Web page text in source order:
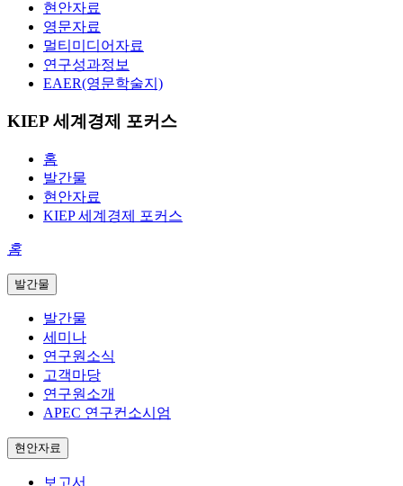
현안자료
영문자료
멀티미디어자료
연구성과정보
EAER(영문학술지)
KIEP 세계경제 포커스
홈
발간물
현안자료
KIEP 세계경제 포커스
홈
발간물
발간물
세미나
연구원소식
고객마당
연구원소개
APEC 연구컨소시엄
현안자료
보고서